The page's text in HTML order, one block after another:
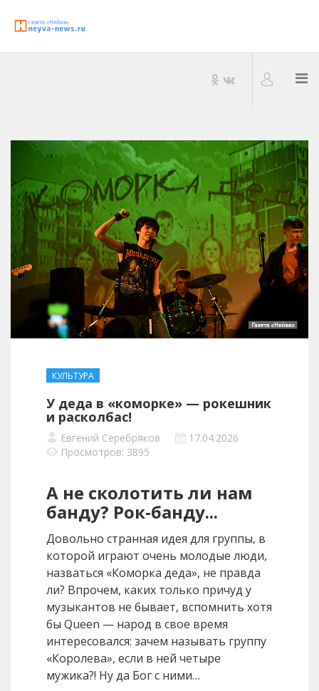
КУЛЬТУРА
У деда в «коморке» — рокешник
и расколбас!
Евгений Серебряков
17.04.2026
Просмотров: 3895
А не сколотить ли нам
банду? Рок‑банду...
Довольно странная идея для группы, в
которой играют очень молодые люди,
назваться «Коморка деда», не правда
ли? Впрочем, каких только причуд у
музыкантов не бывает, вспомнить хотя
бы Queen — народ в свое время
интересовался: зачем называть группу
«Королева», если в ней четыре
мужика?! Ну да Бог с ними…